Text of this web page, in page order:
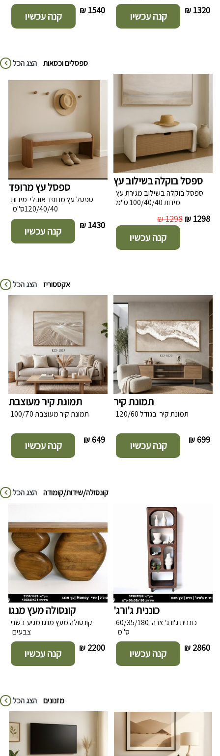
1320 ₪ קנה עכשיו 1540 ₪ קנה עכשיו
ספסלים וכסאות הצג הכל
ספסל בוקלה בשילוב עץ
ספסל בוקלה בשילוב מגירת עץ
מידות 100/40/40 ס"מ
1298 ₪
1298 ₪
קנה עכשיו
ספסל עץ מרופד
ספסל עץ מרופד אובלי מידות
120/40/40ס"מ
1430 ₪ קנה עכשיו
אקססוריז הצג הכל
תמונת קיר
תמונת קיר בגודל 120/60
699 ₪ קנה עכשיו
תמונת קיר מעוצבת
תמונת קיר מעוצבת 100/70
649 ₪ קנה עכשיו
קונסולה/שידות/קומודה הצג הכל
כוננית ג'ורג'
כוננית ג'ורג' צרה 60/35/180
ס"מ
2860 ₪ קנה עכשיו
קונסולה מעץ מנגו
קונסולה מעץ מנגו מגיע בשני
צבעים
2200 ₪ קנה עכשיו
מזנונים הצג הכל